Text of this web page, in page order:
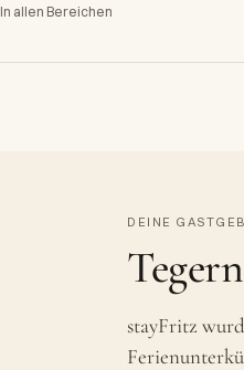
In allen Bereichen
DEINE
stayFritz